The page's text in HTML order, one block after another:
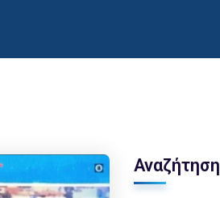
Αναζήτηση